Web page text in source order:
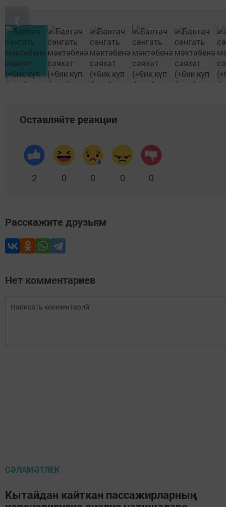
Оставляйте реакции
2 0 0 0 0
Расскажите друзьям
Нет комментариев
СӘЛАМӘТЛЕК
Кытайдан кайткан пассажирларның